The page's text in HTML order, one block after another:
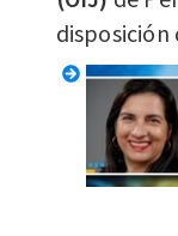
disposición